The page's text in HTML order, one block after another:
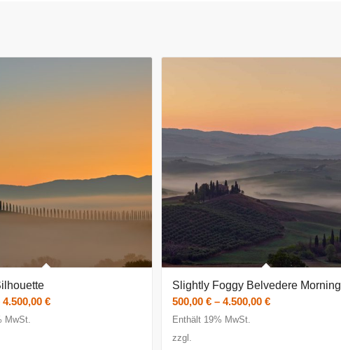
4.500,00€Preisspanne:
MwSt.
Slightly Foggy Belvedere Morning
500,00€ –4.500,00€Preisspanne:
Enthält 19% MwSt.
zzgl.